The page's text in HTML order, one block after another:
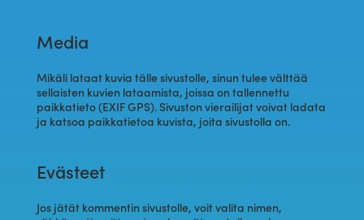
Media
Mikäli lataat kuvia tälle sivustolle, sinun tulee välttää
sellaisten kuvien lataamista, joissa on tallennettu
paikkatieto (EXIF GPS). Sivuston vierailijat voivat ladata
ja katsoa paikkatietoa kuvista, joita sivustolla on.
Evästeet
Jos jätät kommentin sivustolle, voit valita nimen,